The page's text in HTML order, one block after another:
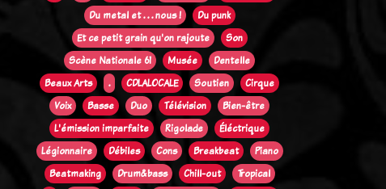
Du metal et . . . nous !
Du punk
Et ce petit grain qu'on rajoute
Son
Scène Nationale 61
Musée
Dentelle
Beaux Arts
. CDLALOCALE Soutien
Cirque
Voix
Basse Duo Télévision
Bien-être
L'émission imparfaite
Rigolade
Éléctrique
Légionnaire
Débiles Cons Breakbeat
Piano
Beatmaking
Drum&bass Chill-out
Tropical